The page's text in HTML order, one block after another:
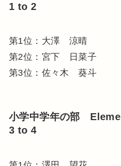
1 to 2
第1位：大澤 涼晴
第2位：宮下 日菜子
第3位：佐々木 葵斗
小学中学年の部
3 to 4